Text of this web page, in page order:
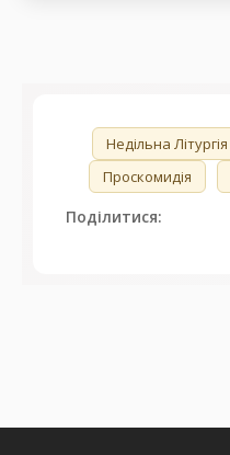
Недільна Літургія
Проскомидія
Поділитися: